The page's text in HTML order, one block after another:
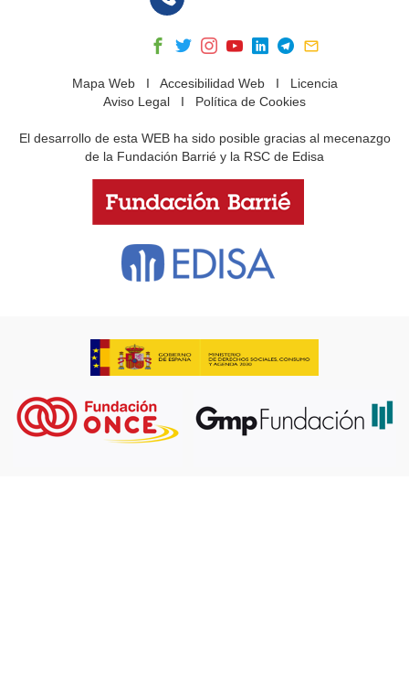
Mapa WebI Accesibilidad WebI Licencia
Aviso Legal I Política de Cookies
El desarrollo de esta WEB ha sido posible gracias al mecenazgo
de la Fundación Barrié y la RSC de Edisa